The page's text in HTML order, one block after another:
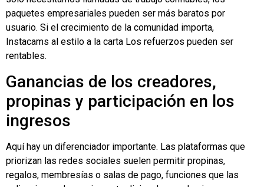
paquetes empresariales pueden ser más baratos por
usuario. Si el crecimiento de la comunidad importa,
Instacams al estilo a la carta Los refuerzos pueden ser
rentables.
Ganancias de los creadores,
propinas y participación en los
ingresos
Aquí hay un diferenciador importante. Las plataformas que
priorizan las redes sociales suelen permitir propinas,
regalos, membresías o salas de pago, funciones que las